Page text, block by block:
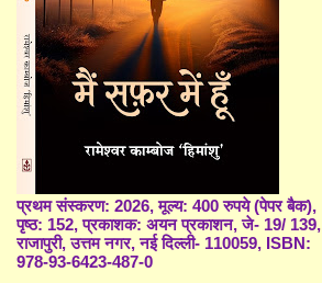
प्रथम संस्करण: 2026, मूल्य: 400 रुपये (पेपर बैक),
पृष्ठ: 152, प्रकाशक: अयन प्रकाशन, जे- 19/ 139,
राजापुरी, उत्तम नगर, नई दिल्ली- 110059, ISBN:
978-93-6423-487-0